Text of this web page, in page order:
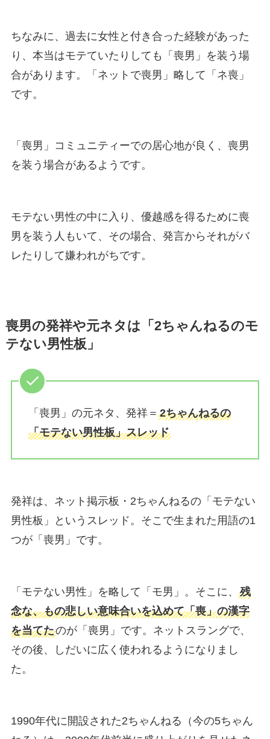
ちなみに、過去に女性と付き合った経験があった
り、本当はモテていたりしても「喪男」を装う場
合があります。「ネットで喪男」略して「ネ喪」
です。
「喪男」コミュニティーでの居心地が良く、喪男
を装う場合があるようです。
モテない男性の中に入り、優越感を得るために喪
男を装う人もいて、その場合、発言からそれがバ
レたりして嫌われがちです。
喪男の発祥や元ネタは「2ちゃんねるのモ
テない男性板」
「喪男」の元ネタ、発祥＝ 2ちゃんねるの
「モテない男性板」スレッド
発祥は、ネット掲示板・2ちゃんねるの「モテない
男性板」というスレッド。そこで生まれた用語の1
つが「喪男」です。
「モテない男性」を略して「モ男」。そこに、 残
念な、もの悲しい意味合いを込めて「喪」の漢字
を当てたのが「喪男」です。ネットスラングで、
その後、しだいに広く使われるようになりまし
た。
1990年代に開設された2ちゃんねる（今の5ちゃん